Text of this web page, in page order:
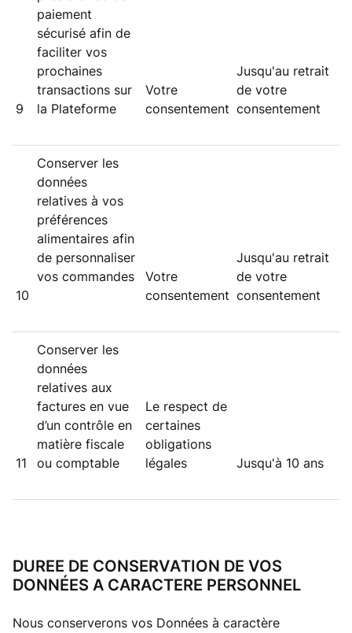
9
paiement
sécurisé afin de
faciliter vos
prochaines
transactions sur
la Plateforme
Votre
consentement
Jusqu'au retrait
de votre
consentement
10
Conserver les
données
relatives à vos
préférences
alimentaires afin
de personnaliser
vos commandes
Votre
consentement
Jusqu'au retrait
de votre
consentement
11
Conserver les
données
relatives aux
factures en vue
d’un contrôle en
matière fiscale
ou comptable
Le respect de
certaines
obligations
légales
Jusqu'à 10 ans
DUREE DE CONSERVATION DE VOS
DONNÉES A CARACTERE PERSONNEL
Nous conserverons vos Données à caractère